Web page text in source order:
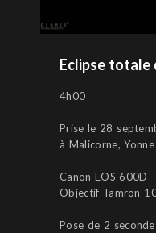
Eclipse totale
4h00
Prise le 28
à Malicorne,
Canon EOS 600D
Objectif Tamron
Pose de 2